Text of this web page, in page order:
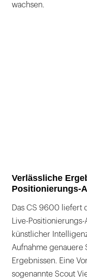
wachsen.
Verlässliche
Positionierungs-
Das CS 9600 liefert
Live-
künstlicher
Aufnahme
Ergebnissen. Eine
sogenannte Scout